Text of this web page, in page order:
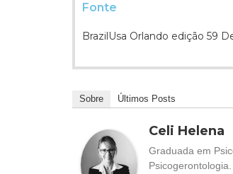
Fonte
BrazilUsa Orlando edição 59
Sobre Últimos Posts
Celi Helena
Graduada em